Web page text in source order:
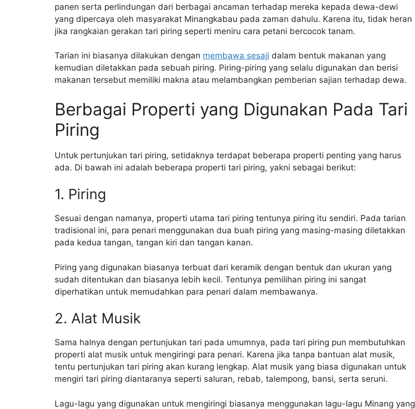
panen serta perlindungan dari berbagai ancaman terhadap mereka kepada dewa-dewi
yang dipercaya oleh masyarakat Minangkabau pada zaman dahulu. Karena itu, tidak heran
jika rangkaian gerakan tari piring seperti meniru cara petani bercocok tanam.
Tarian ini biasanya dilakukan dengan membawa sesaji dalam bentuk makanan yang
kemudian diletakkan pada sebuah piring. Piring-piring yang selalu digunakan dan berisi
makanan tersebut memiliki makna atau melambangkan pemberian sajian terhadap dewa.
Berbagai Properti yang Digunakan Pada Tari
Piring
Untuk pertunjukan tari piring, setidaknya terdapat beberapa properti penting yang harus
ada. Di bawah ini adalah beberapa properti tari piring, yakni sebagai berikut:
1. Piring
Sesuai dengan namanya, properti utama tari piring tentunya piring itu sendiri. Pada tarian
tradisional ini, para penari menggunakan dua buah piring yang masing-masing diletakkan
pada kedua tangan, tangan kiri dan tangan kanan.
Piring yang digunakan biasanya terbuat dari keramik dengan bentuk dan ukuran yang
sudah ditentukan dan biasanya lebih kecil. Tentunya pemilihan piring ini sangat
diperhatikan untuk memudahkan para penari dalam membawanya.
2. Alat Musik
Sama halnya dengan pertunjukan tari pada umumnya, pada tari piring pun membutuhkan
properti alat musik untuk mengiringi para penari. Karena jika tanpa bantuan alat musik,
tentu pertunjukan tari piring akan kurang lengkap. Alat musik yang biasa digunakan untuk
mengiri tari piring diantaranya seperti saluran, rebab, talempong, bansi, serta seruni.
Lagu-lagu yang digunakan untuk mengiringi biasanya menggunakan lagu-lagu Minang yang